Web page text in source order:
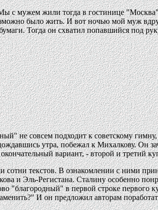
с мужем жили тогда в гостинице
было жить. И вот ночью мой муж
Тогда он схватил попавшийся под
не совсем подходит к советскому
утра, побежал к Михалкову. Он
вариант, - второй и третий
сотни текстов. В ознакомлении с ними
и Эль-Регистана. Сталину особенно
"благородный" в первой строке первого
И он предложил авторам